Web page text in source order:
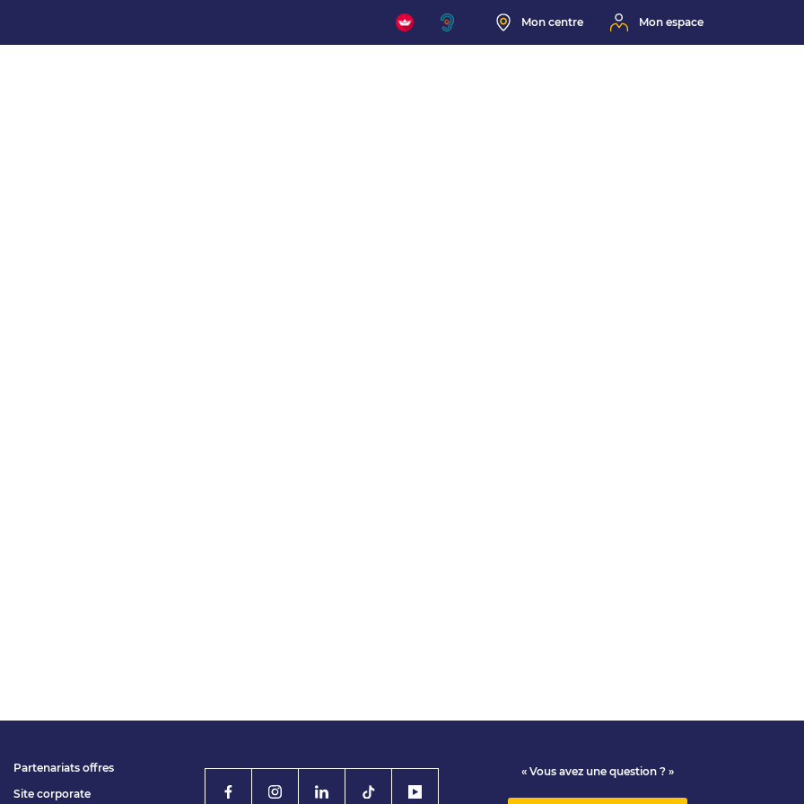
Mon centre Mon espace
Partenariats offres
Site corporate
« Vous avez une question ? »